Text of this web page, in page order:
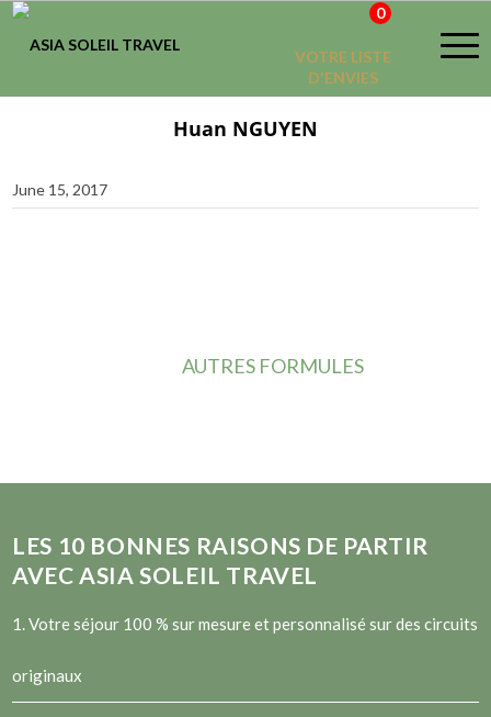
VOTRE LISTE
D'ENVIES
0
Huan NGUYEN
June 15, 2017
AUTRES FORMULES
LES 10 BONNES RAISONS DE PARTIR
AVEC ASIA SOLEIL TRAVEL
1. Votre séjour 100 % sur mesure et personnalisé sur des circuits
originaux